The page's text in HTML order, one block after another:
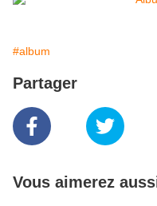
#album
Partager
Vous aimerez